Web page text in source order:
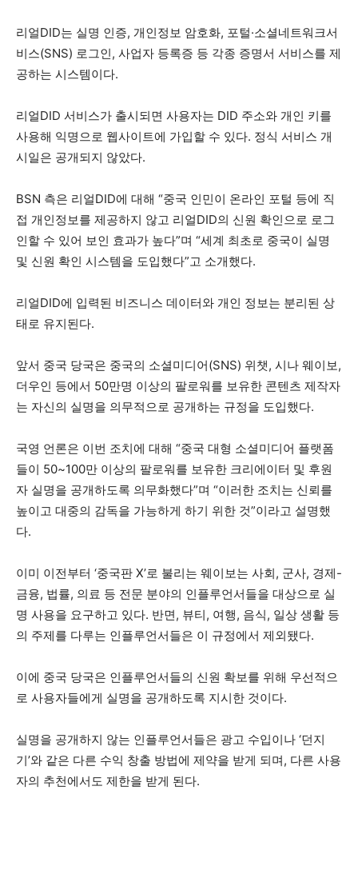
리얼DID는 실명 인증, 개인정보 암호화, 포털·소셜네트워크서
비스(SNS) 로그인, 사업자 등록증 등 각종 증명서 서비스를 제
공하는 시스템이다.
리얼DID 서비스가 출시되면 사용자는 DID 주소와 개인 키를
사용해 익명으로 웹사이트에 가입할 수 있다. 정식 서비스 개
시일은 공개되지 않았다.
BSN 측은 리얼DID에 대해 “중국 인민이 온라인 포털 등에 직
접 개인정보를 제공하지 않고 리얼DID의 신원 확인으로 로그
인할 수 있어 보인 효과가 높다”며 “세계 최초로 중국이 실명
및 신원 확인 시스템을 도입했다”고 소개했다.
리얼DID에 입력된 비즈니스 데이터와 개인 정보는 분리된 상
태로 유지된다.
앞서 중국 당국은 중국의 소셜미디어(SNS) 위챗, 시나 웨이보,
더우인 등에서 50만명 이상의 팔로워를 보유한 콘텐츠 제작자
는 자신의 실명을 의무적으로 공개하는 규정을 도입했다.
국영 언론은 이번 조치에 대해 “중국 대형 소셜미디어 플랫폼
들이 50~100만 이상의 팔로워를 보유한 크리에이터 및 후원
자 실명을 공개하도록 의무화했다”며 “이러한 조치는 신뢰를
높이고 대중의 감독을 가능하게 하기 위한 것”이라고 설명했
다.
이미 이전부터 ‘중국판 X’로 불리는 웨이보는 사회, 군사, 경제-
금융, 법률, 의료 등 전문 분야의 인플루언서들을 대상으로 실
명 사용을 요구하고 있다. 반면, 뷰티, 여행, 음식, 일상 생활 등
의 주제를 다루는 인플루언서들은 이 규정에서 제외됐다.
이에 중국 당국은 인플루언서들의 신원 확보를 위해 우선적으
로 사용자들에게 실명을 공개하도록 지시한 것이다.
실명을 공개하지 않는 인플루언서들은 광고 수입이나 ‘던지
기’와 같은 다른 수익 창출 방법에 제약을 받게 되며, 다른 사용
자의 추천에서도 제한을 받게 된다.